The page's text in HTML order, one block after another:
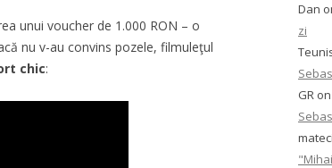
unui voucher de 1.000 RON – o
nu v-au convins pozele, filmuleţul
chic:
Dan
zi
GR on